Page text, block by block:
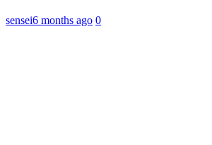
sensei6 months ago 0